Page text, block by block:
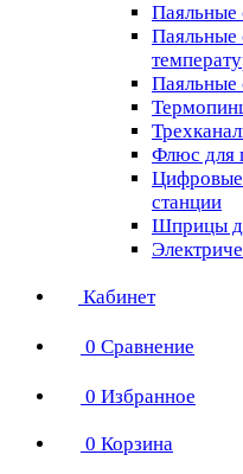
Паяльные
Паяльные
Паяльные
Флюс для
Цифровые
станции
Шприцы
Кабинет
0 Сравнение
0 Избранное
0 Корзина